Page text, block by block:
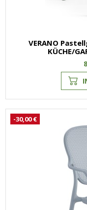
VERANO
KÜCHE/
-30,00 €